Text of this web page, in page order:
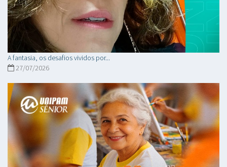
A fantasia, os desafios vividos por...
27/07/2026